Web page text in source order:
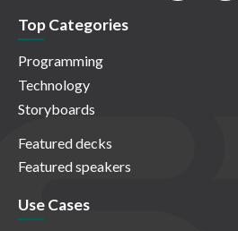
Top Categories
Programming
Technology
Storyboards
Featured decks
Featured speakers
Use Cases